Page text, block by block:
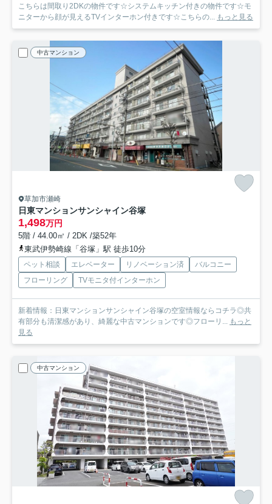
こちらは間取り2DKの物件です☆システムキッチン付きの物件です☆モ
ニターから顔が見えるTVインターホン付きです☆こちらの... もっと見る
中古マンション
草加市瀬崎
日東マンションサンシャイン谷塚
1,498万円
5階 / 44.00㎡ / 2DK /築52年
東武伊勢崎線「谷塚」駅 徒歩10分
ペット相談 エレベーター リノベーション済
バルコニー
フローリング
TVモニタ付インターホン
新着情報：日東マンションサンシャイン谷塚の空室情報ならコチラ◎共
有部分も清潔感があり、綺麗な中古マンションです◎フローリ... もっと
見る
中古マンション